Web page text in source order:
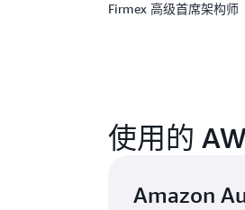
Firmex 高级首席架构师
使用的
Amazon